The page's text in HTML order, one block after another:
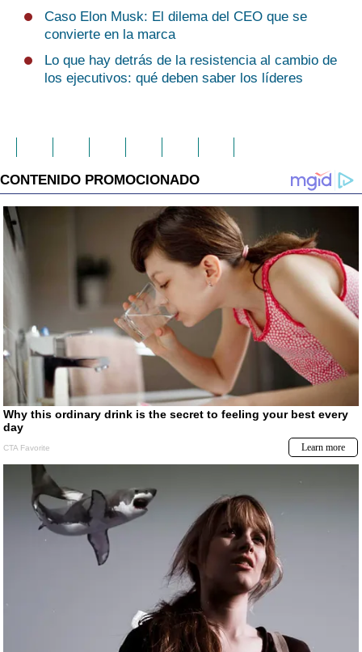
Caso Elon Musk: El dilema del CEO que se
convierte en la marca
Lo que hay detrás de la resistencia al cambio de
los ejecutivos: qué deben saber los líderes